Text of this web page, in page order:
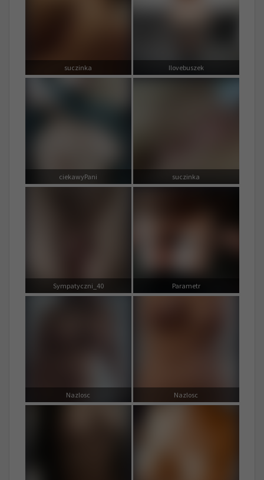
suczinka Ilovebuszek
ciekawyPani suczinka
Sympatyczni_40 Parametr
Nazlosc Nazlosc